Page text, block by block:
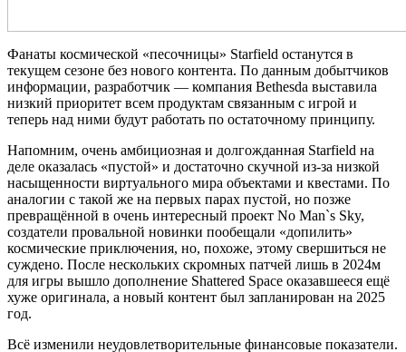
Фанаты космической «песочницы» Starfield останутся в
текущем сезоне без нового контента. По данным добытчиков
информации, разработчик — компания Bethesda выставила
низкий приоритет всем продуктам связанным с игрой и
теперь над ними будут работать по остаточному принципу.
Напомним, очень амбициозная и долгожданная Starfield на
деле оказалась «пустой» и достаточно скучной из-за низкой
насыщенности виртуального мира объектами и квестами. По
аналогии с такой же на первых парах пустой, но позже
превращённой в очень интересный проект No Man`s Sky,
создатели провальной новинки пообещали «допилить»
космические приключения, но, похоже, этому свершиться не
суждено. После нескольких скромных патчей лишь в 2024м
для игры вышло дополнение Shattered Space оказавшееся ещё
хуже оригинала, а новый контент был запланирован на 2025
год.
Всё изменили неудовлетворительные финансовые показатели.